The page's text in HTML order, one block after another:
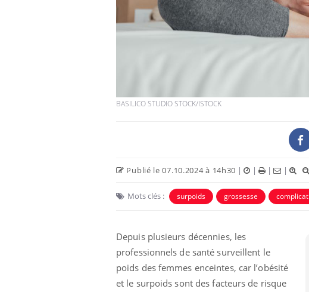
BASILICO STUDIO STOCK/ISTOCK
Publié le 07.10.2024 à 14h30 | | | |
Mots clés : surpoids grossesse
Depuis plusieurs décennies, les
professionnels de santé surveillent le
poids des femmes enceintes, car l’obésité
et le surpoids sont des facteurs de risque
Fortes chaleurs :
pourquoi le risque de
noyade grimpe-t-il ?
expliquer ma maladieYoutube
Il y a des sujets qui sont faciles à aborder...
d'autres non ! D'un côté, poser des
questions sur la maladie d'un proche c'est
Fatigue,
même
carence en